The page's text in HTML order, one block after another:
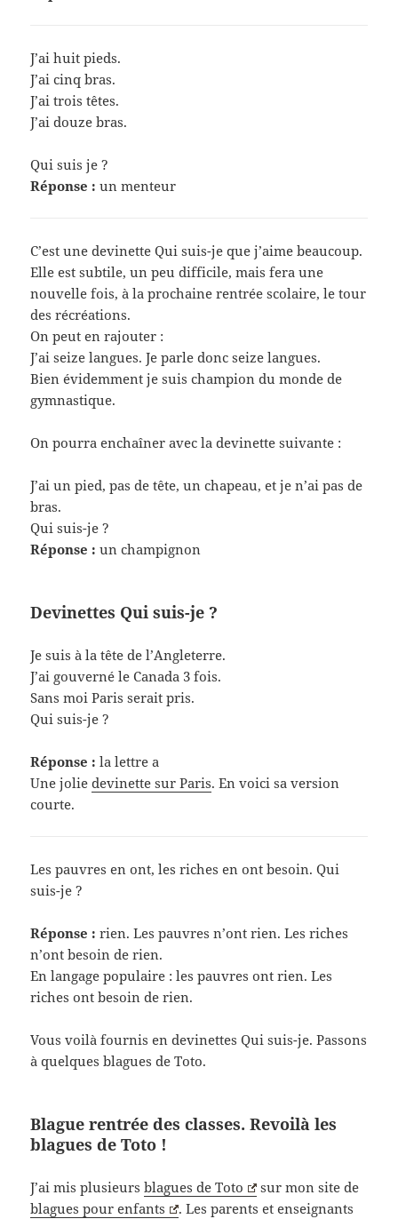
J’ai huit pieds.
J’ai cinq bras.
J’ai trois têtes.
J’ai douze bras.
Qui suis je ?
Réponse : un menteur
C’est une devinette Qui suis-je que j’aime beaucoup.
Elle est subtile, un peu difficile, mais fera une
nouvelle fois, à la prochaine rentrée scolaire, le tour
des récréations.
On peut en rajouter :
J’ai seize langues. Je parle donc seize langues.
Bien évidemment je suis champion du monde de
gymnastique.
On pourra enchaîner avec la devinette suivante :
J’ai un pied, pas de tête, un chapeau, et je n’ai pas de
bras.
Qui suis-je ?
Réponse : un champignon
Devinettes Qui suis-je ?
Je suis à la tête de l’Angleterre.
J’ai gouverné le Canada 3 fois.
Sans moi Paris serait pris.
Qui suis-je ?
Réponse : la lettre a
Une joliedevinette sur Paris. En voici sa version
courte.
Les pauvres en ont, les riches en ont besoin. Qui
suis-je ?
Réponse : rien. Les pauvres n’ont rien. Les riches
n’ont besoin de rien.
En langage populaire : les pauvres ont rien. Les
riches ont besoin de rien.
Vous voilà fournis en devinettes Qui suis-je. Passons
à quelques blagues de Toto.
Blague rentrée des classes. Revoilà les
blagues de Toto !
J’ai mis plusieursblagues de Toto
sur mon site de
blagues pour enfants
. Les parents et enseignants